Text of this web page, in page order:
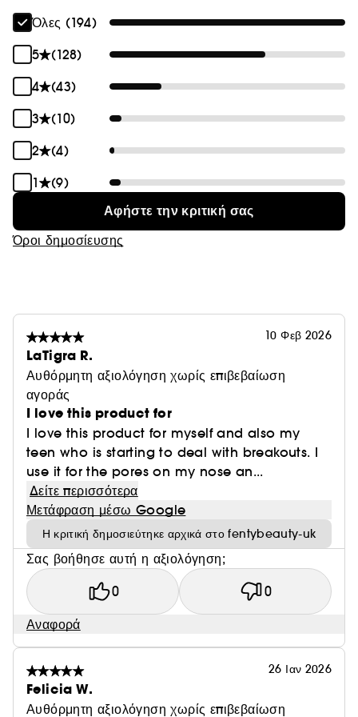
Μάθετε περισσότερα για το Clean at Sephora
Vegan :Προϊόντα που παρασκευάζονται με συστατικά
φυσικής προέλευσης.
Όλες (194)
5
(128)
4
(43)
3
(10)
2
(4)
1
(9)
Αφήστε την κριτική σας
Όροι δημοσίευσης
10 Φεβ 2026
LaTigra R.
Αυθόρμητη αξιολόγηση χωρίς επιβεβαίωση
αγοράς
I love this product for
I love this product for myself and also my
teen who is starting to deal with breakouts. I
use it for the pores on my nose an...
Δείτε περισσότερα
Μετάφραση μέσω Google
Η κριτική δημοσιεύτηκε αρχικά στο fentybeauty-uk
Σας βοήθησε αυτή η αξιολόγηση;
0 0
Αναφορά
26 Ιαν 2026
Felicia W.
Αυθόρμητη αξιολόγηση χωρίς επιβεβαίωση